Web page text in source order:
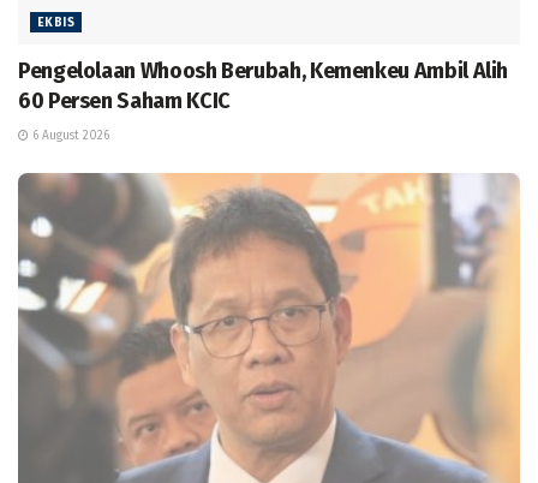
EKBIS
Pengelolaan Whoosh Berubah, Kemenkeu Ambil Alih
60 Persen Saham KCIC
6 August 2026